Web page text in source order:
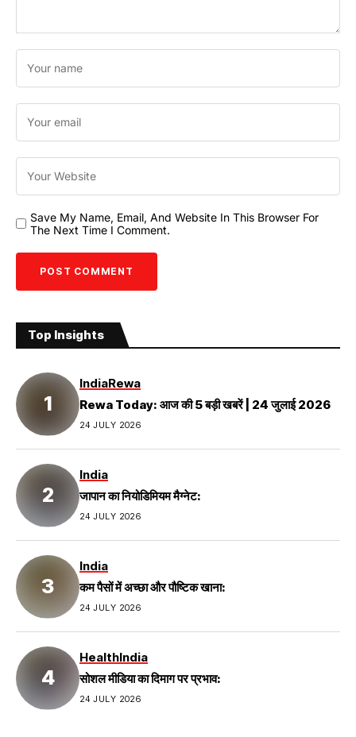
Save My Name, Email, And Website In This Browser For
The Next Time I Comment.
Top Insights
IndiaRewa
Rewa Today: आज की 5 बड़ी खबरें | 24 जुलाई 2026
24 JULY 2026
India
जापान का नियोडिमियम मैग्नेट:
24 JULY 2026
India
कम पैसों में अच्छा और पौष्टिक खाना:
24 JULY 2026
HealthIndia
सोशल मीडिया का दिमाग पर प्रभाव:
24 JULY 2026